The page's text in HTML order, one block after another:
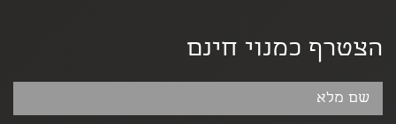
הצטרף כמנוי חינם